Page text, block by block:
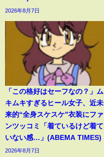
2026年8月7日
「この格好はセーフなの？」ム
キムキすぎるヒール女子、近未
来的“全身スケスケ”衣装にファ
ンツッコミ「着ているけど着て
いない感…」(ABEMA TIMES)
2026年8月7日